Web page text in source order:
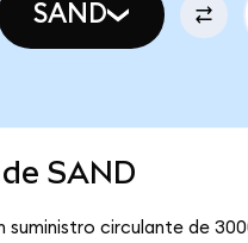
SAND
SAND
suministro circulante de